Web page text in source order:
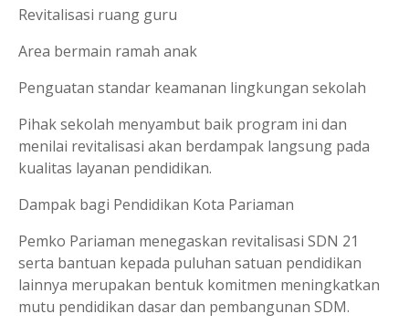
Revitalisasi ruang guru
Area bermain ramah anak
Penguatan standar keamanan lingkungan sekolah
Pihak sekolah menyambut baik program ini dan
menilai revitalisasi akan berdampak langsung pada
kualitas layanan pendidikan.
Dampak bagi Pendidikan Kota Pariaman
Pemko Pariaman menegaskan revitalisasi SDN 21
serta bantuan kepada puluhan satuan pendidikan
lainnya merupakan bentuk komitmen meningkatkan
mutu pendidikan dasar dan pembangunan SDM.